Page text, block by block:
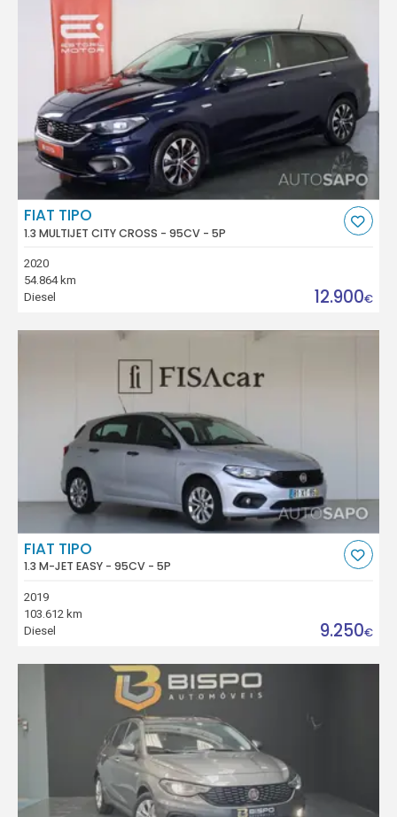
FIAT TIPO
1.3 MULTIJET CITY CROSS - 95CV - 5P
2020
54.864 km
Diesel
12.900€
FIAT TIPO
1.3 M-JET EASY - 95CV - 5P
2019
103.612 km
Diesel
9.250€